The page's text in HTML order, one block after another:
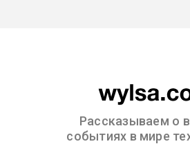
Рассказываем о
событиях в мире